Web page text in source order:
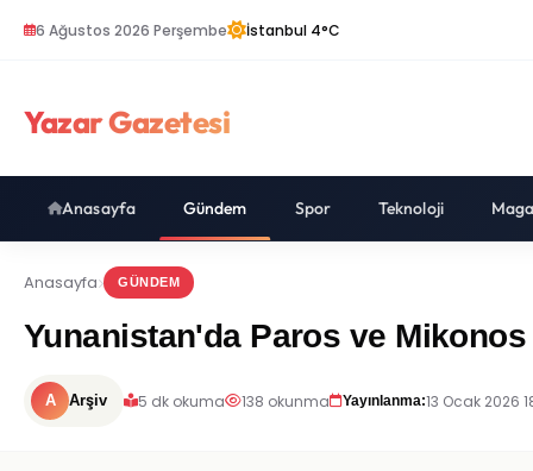
6 Ağustos 2026 Perşembe İstanbul 4°C
Yazar Gazetesi
Anasayfa Gündem Spor Teknoloji
Anasayfa GÜNDEM
Yunanistan'da Paros ve
A Arşiv 5 dk okuma 138 okunma Yayınlanma:13 Ocak 2026